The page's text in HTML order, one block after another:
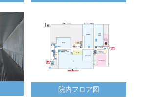
院内フロア図